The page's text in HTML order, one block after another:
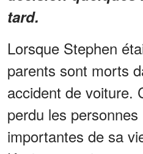
tard.
Lorsque Stephen
parents sont morts
accident de voiture.
perdu les personnes
importantes de sa